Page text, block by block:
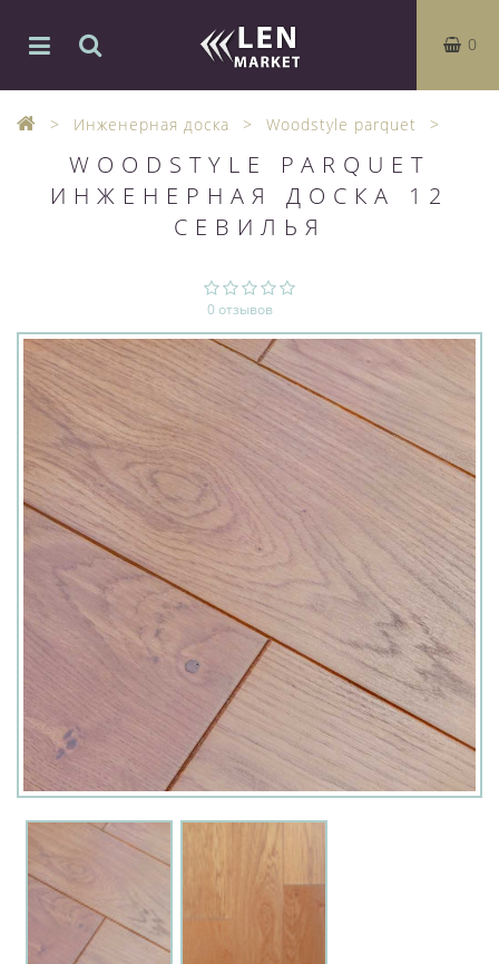
0
Инженерная доска Woodstyle parquet
WOODSTYLE PARQUET
ИНЖЕНЕРНАЯ ДОСКА 12
СЕВИЛЬЯ
0 отзывов